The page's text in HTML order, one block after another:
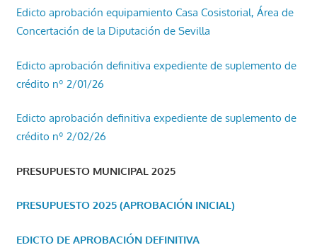
Edicto aprobación equipamiento Casa Cosistorial, Área de
Concertación de la Diputación de Sevilla
Edicto aprobación definitiva expediente de suplemento de
crédito nº 2/01/26
Edicto aprobación definitiva expediente de suplemento de
crédito nº 2/02/26
PRESUPUESTO MUNICIPAL 2025
PRESUPUESTO 2025 (APROBACIÓN INICIAL)
EDICTO DE APROBACIÓN DEFINITIVA